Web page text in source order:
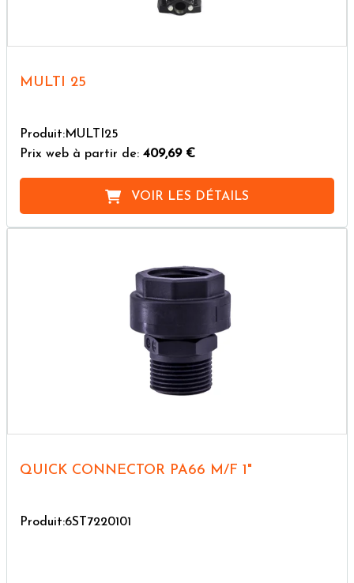
MULTI 25
Produit:MULTI25
Prix web à partir de: 409,69 €
VOIR LES DÉTAILS
QUICK CONNECTOR PA66 M/F 1"
Produit:6ST7220101